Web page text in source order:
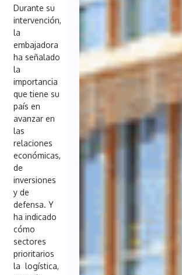
Durante su
intervención,
la
embajadora
ha señalado
la
importancia
que tiene su
país en
avanzar en
las
relaciones
económicas,
de
inversiones
y de
defensa. Y
ha indicado
cómo
sectores
prioritarios
la logística,